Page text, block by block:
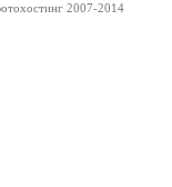
2007-2014